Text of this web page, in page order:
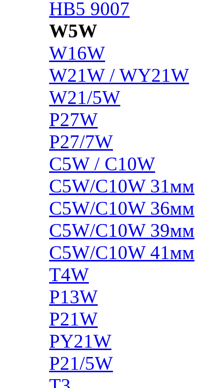
HB5 9007
W5W
W16W
W21W / WY21W
W21/5W
P27W
P27/7W
C5W / C10W
C5W/C10W 31мм
C5W/C10W 36мм
C5W/C10W 39мм
C5W/C10W 41мм
T4W
P13W
P21W
PY21W
P21/5W